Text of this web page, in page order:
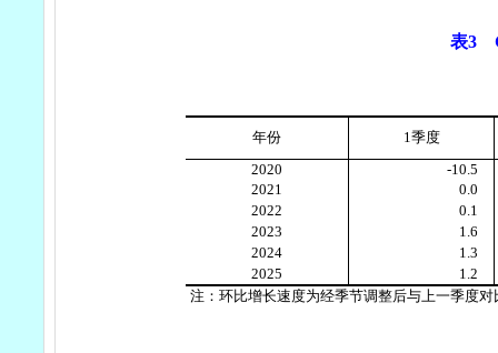
表3
年份 1季度
2020
-10.5
2021
0.0
2022
0.1
2023
1.6
2024
1.3
2025
1.2
注：环比增长速度为经季节调整后与上一季度